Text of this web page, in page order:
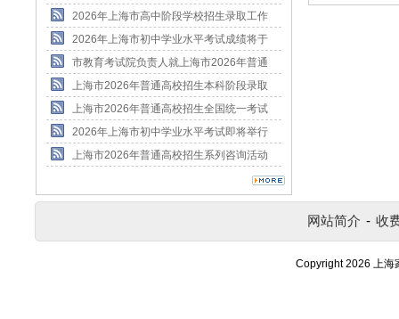
2026年上海市高中阶段学校招生录取工作
2026年上海市初中学业水平考试成绩将于
市教育考试院负责人就上海市2026年普通
上海市2026年普通高校招生本科阶段录取
上海市2026年普通高校招生全国统一考试
2026年上海市初中学业水平考试即将举行
上海市2026年普通高校招生系列咨询活动
网站简介 - 收
Copyright 2026 上